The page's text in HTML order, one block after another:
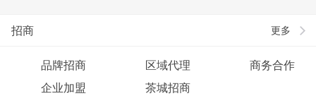
更多
招商
品牌招商 区域代理
商务合作
企业加盟
茶城招商